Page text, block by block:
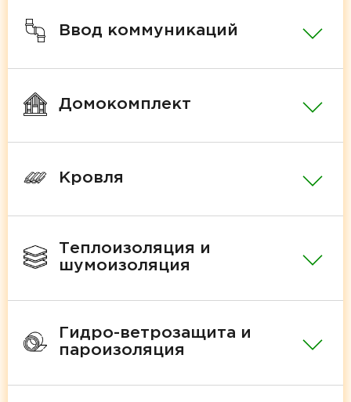
Ввод коммуникаций
Домокомплект
Кровля
Теплоизоляция и
шумоизоляция
Гидро-ветрозащита и
пароизоляция